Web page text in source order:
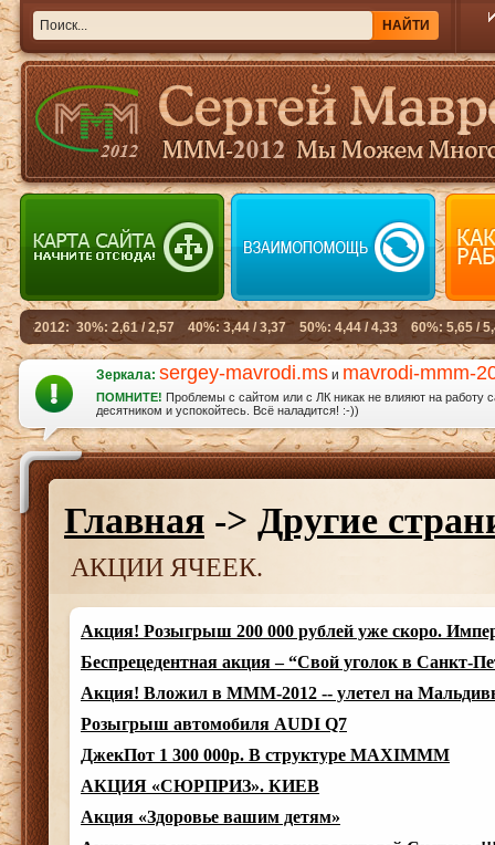
Зеркала: sergey-mavrodi.ms и mavrodi-mmm-
ПОМНИТЕ! Проблемы с сайтом или с ЛК никак не влияют на работу
десятником и успокойтесь. Всё наладится! :-))
Главная -> Другие
АКЦИИ ЯЧЕЕК.
Акция! Розыгрыш 200 000 рублей уже скоро.
Беспрецедентная акция – “Свой уголок в Санкт-
Акция! Вложил в МММ-2012 -- улетел на
Розыгрыш автомобиля AUDI Q7
ДжекПот 1 300 000р. В структуре MAXIMMM
АКЦИЯ «СЮРПРИЗ». КИЕВ
Акция «Здоровье вашим детям»